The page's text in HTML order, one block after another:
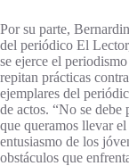
Por su parte,
del periódico El
se ejerce el
repitan prácticas
ejemplares del
de actos. “No se debe
que queramos llevar
entusiasmo de los
obstáculos que